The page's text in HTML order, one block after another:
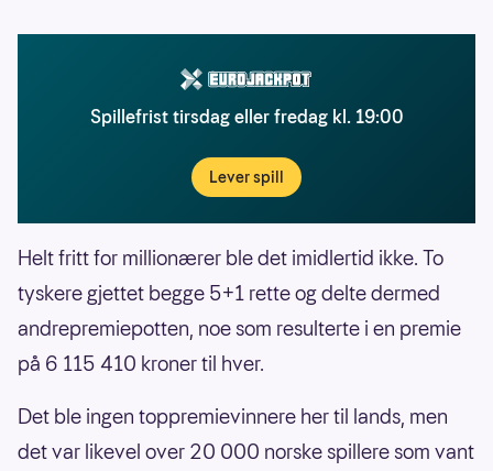
Spillefrist tirsdag eller fredag kl. 19:00
Lever spill
Helt fritt for millionærer ble det imidlertid ikke. To
tyskere gjettet begge 5+1 rette og delte dermed
andrepremiepotten, noe som resulterte i en premie
på 6 115 410 kroner til hver.
Det ble ingen toppremievinnere her til lands, men
det var likevel over 20 000 norske spillere som vant